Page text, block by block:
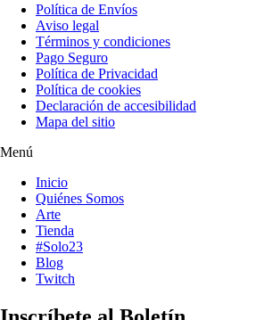
Política de Envíos
Aviso legal
Términos y condiciones
Pago Seguro
Política de Privacidad
Política de cookies
Declaración de accesibilidad
Mapa del sitio
Menú
Inicio
Quiénes Somos
Arte
Tienda
#Solo23
Blog
Twitch